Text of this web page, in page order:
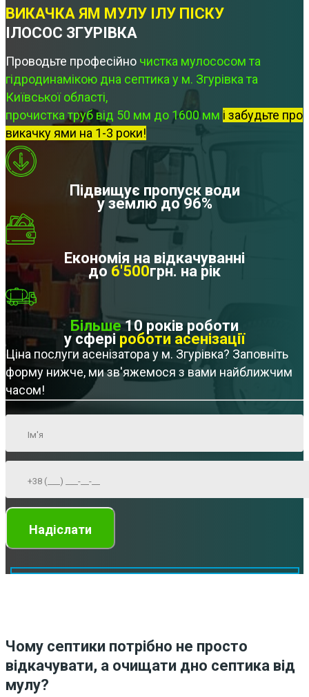
ВИКАЧКА ЯМ МУЛУ ІЛУ ПІСКУ
ІЛОСОС ЗГУРІВКА
Проводьте професійно чистка мулососом та
гідродинамікою дна септика у м. Згурівка та
Київської області,
прочистка труб від 50 мм до 1600 мм і забудьте про
викачку ями на 1-3 роки!
Підвищує пропуск води
у землю до 96%
Економія на відкачуванні
до 6'500грн. на рік
Більше10 років роботи
у сфері роботи асенізації
Ціна послуги асенізатора у м. Згурівка? Заповніть
форму нижче, ми зв'яжемося з вами найближчим
часом!
Чому септики потрібно не просто
відкачувати, а очищати дно септика від
мулу?